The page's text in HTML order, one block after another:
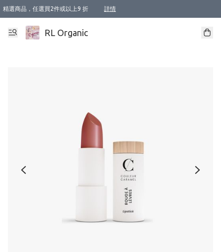
精選商品，任選買2件或以上9 折 詳情
XI周年優惠【新品自由選2件88折/3件85折】
XI周年優惠【Chakra 脈輪平衡自由選2件9折/3件85折/5件8折】
Florame 肌底自由選 2支9折 3支85折
XI周年優惠【蟲蟲退散 · 防衛結界﹞系列2件9折】
Sunki 任選2件95折
BIOFFICINA TOSCANA 任選2支9折 3支85折
Lamav 任選1件9折 2件85折
Mukti Organics 指定產品任選1件9折, 2件88折 3件85折
Intelligent Nutrients Skincare 任選2件9折
deodorant 任選2件88折
化妝品 任選2件95折
XI周年優惠【身心靈單品 任選2件9折/3件85折/5件8折】
XI周年優惠 【精油/香水 任選2件9折/3件85折/5件8折】
XI周年優惠【「關節到肌膚」全效養護 BODY OIL 組2件88折/3件85折】
XI周年優惠【夏日有機物理防曬套裝2件88折】
XI周年優惠【夏日潔面隨意選2件88折/3件85折】
XI周年優惠【逆齡奇蹟抗氧 11 自由選2件88折/3件85折/4件或以上8折】
新會員首次購物即享全單 95 折優惠！
成為VIP / VVIP 可享有生日月現金扣減獎賞優惠 !! 記得去賬户資料填上生日日期啦 !
選用順豐速運，滿$500 免運費
本地速遞 京東 送住宅/ 工商地址 $400 免運費
澳門訂單選用順豐速運，滿$800 免運費
RL Organic